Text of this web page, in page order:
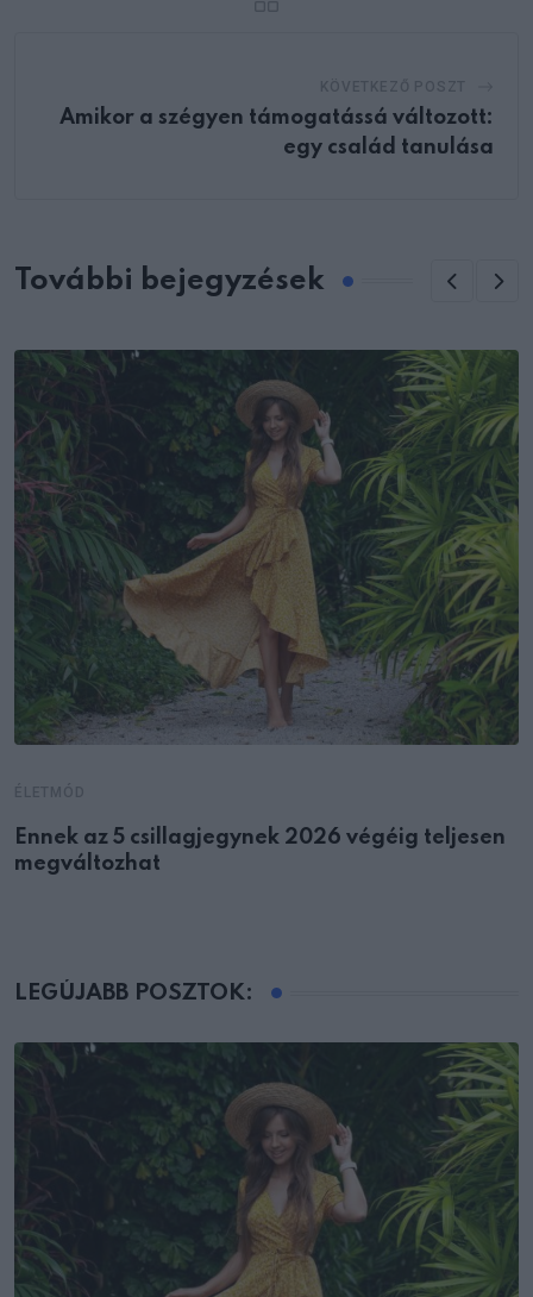
Amikor a szégyen támogatássá változott:
egy család tanulása
További bejegyzések
Ennek az 5 csillagjegynek 2026 végéig teljesen
megváltozhat
LEGÚJABB POSZTOK: